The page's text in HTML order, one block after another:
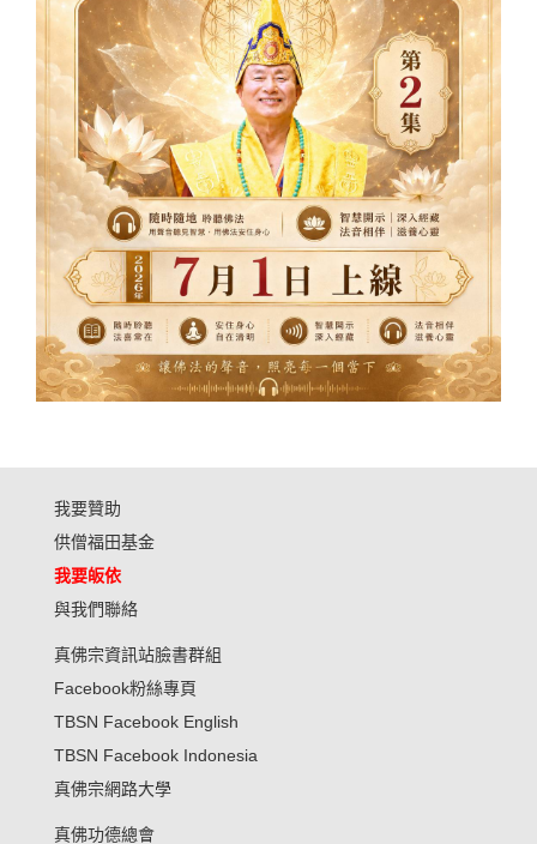
我要贊助
供僧福田基金
我要皈依
與我們聯絡
真佛宗資訊站臉書群組
Facebook粉絲專頁
TBSN Facebook English
TBSN Facebook Indonesia
真佛宗網路大學
真佛功德總會